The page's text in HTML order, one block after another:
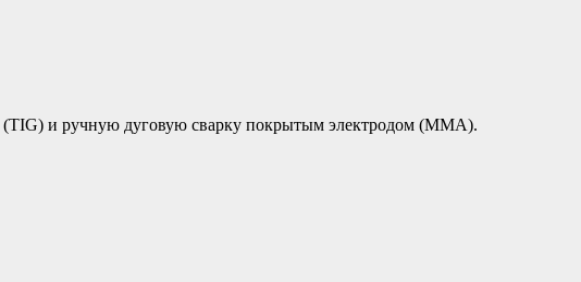
(TIG) и ручную дуговую сварку покрытым электродом (MMA).